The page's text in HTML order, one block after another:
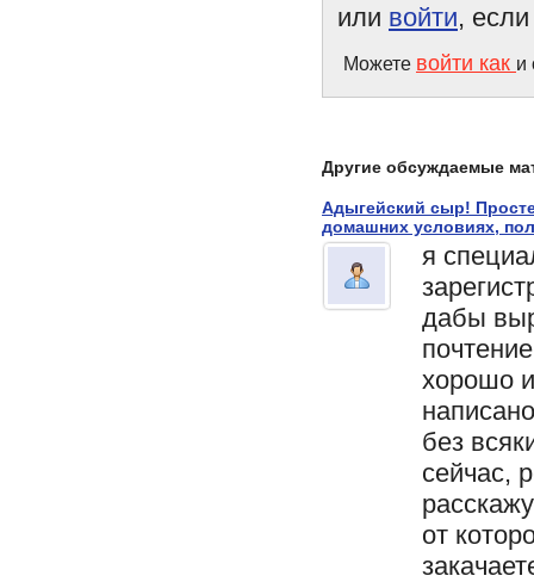
или войти,
Можете войти как и
Другие обсуждаемые
Адыгейский сыр!
домашних условиях,
я
дабы
почтение
хорошо
написано
без
сейчас,
от